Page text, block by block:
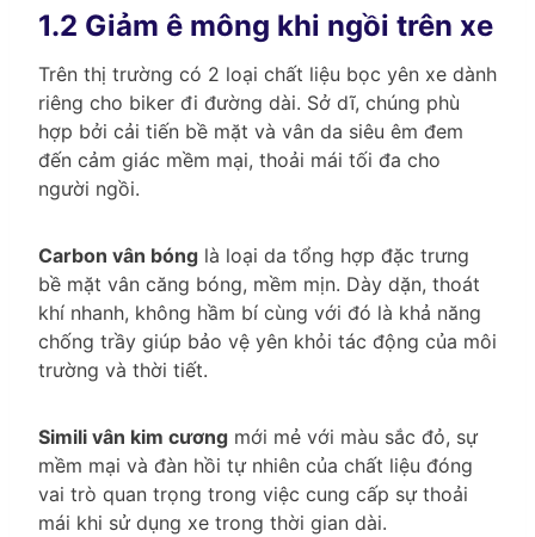
1.2 Giảm ê mông khi ngồi trên xe
Trên thị trường có 2 loại chất liệu bọc yên xe dành
riêng cho biker đi đường dài. Sở dĩ, chúng phù
hợp bởi cải tiến bề mặt và vân da siêu êm đem
đến cảm giác mềm mại, thoải mái tối đa cho
người ngồi.
Carbon vân bóng là loại da tổng hợp đặc trưng
bề mặt vân căng bóng, mềm mịn. Dày dặn, thoát
khí nhanh, không hầm bí cùng với đó là khả năng
chống trầy giúp bảo vệ yên khỏi tác động của môi
trường và thời tiết.
Simili vân kim cương mới mẻ với màu sắc đỏ, sự
mềm mại và đàn hồi tự nhiên của chất liệu đóng
vai trò quan trọng trong việc cung cấp sự thoải
mái khi sử dụng xe trong thời gian dài.